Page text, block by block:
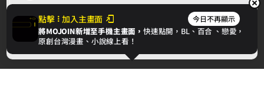
作者的話
點擊 加入主畫面 今日不再顯示
將MOJOIN新增至手機主畫面，快速點開，BL、 百合 、戀愛，
原創台灣漫畫、小說線上看！
Cookie，欲瞭解更多資訊請見隱私權政策。
我同意